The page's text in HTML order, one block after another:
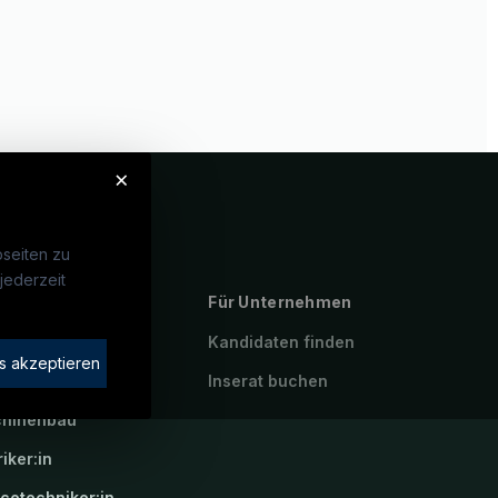
×
zu
akzeptieren
Für Unternehmen
Kandidaten finden
Inserat buchen